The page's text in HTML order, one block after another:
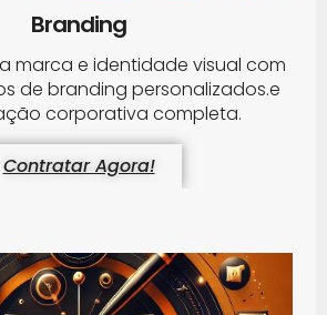
Branding
marca e identidade visual com
de branding personalizados.e
corporativa completa.
Contratar Agora!